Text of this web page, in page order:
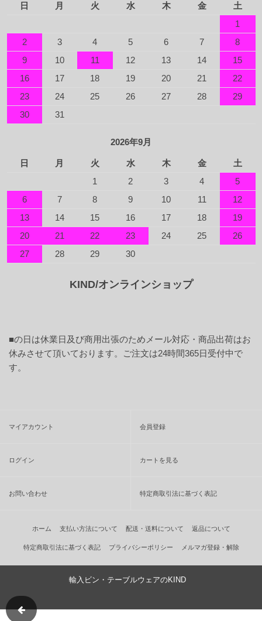
日 月 火 水 木 金
土
1
2
3 4 5 6 7
8
9
10 11 12 13 14
15
16
17 18 19 20 21
22
23
24 25 26 27 28
29
30
31
2026年9月
日 月 火 水 木 金
土
1
2 3 4
5
6
7 8 9 10 11
12
13
14 15 16 17 18
19
20
21 22 23 24 25
26
27
28 29 30
KIND/オンラインショップ
■の日は休業日及び商用出張のためメール対応・商品出荷はお
休みさせて頂いております。ご注文は24時間365日受付中で
す。
マイアカウント 会員登録
ログイン カートを見る
お問い合わせ 特定商取引法に基づく表記
ホーム 支払い方法について 配送・送料について 返品について
特定商取引法に基づく表記 プライバシーポリシー メルマガ登録・解除
輸入ビン・テーブルウェアのKIND